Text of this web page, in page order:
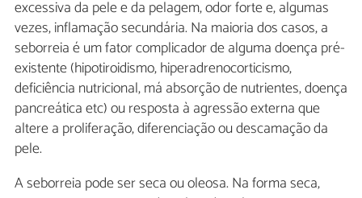
excessiva da pele e da pelagem, odor forte e, algumas
vezes, inflamação secundária. Na maioria dos casos, a
seborreia é um fator complicador de alguma doença pré-
existente (hipotiroidismo, hiperadrenocorticismo,
deficiência nutricional, má absorção de nutrientes, doença
pancreática etc) ou resposta à agressão externa que
altere a proliferação, diferenciação ou descamação da
pele.
A seborreia pode ser seca ou oleosa. Na forma seca,